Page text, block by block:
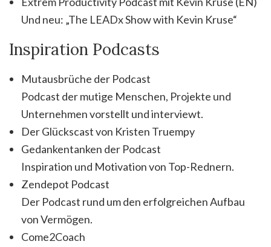
Und neu: „The LEADx Show with Kevin Kruse“
Inspiration Podcasts
Mutausbrüche der Podcast
Podcast der mutige Menschen, Projekte und
Unternehmen vorstellt und interviewt.
Der Glückscast von Kristen Truempy
Gedankentanken der Podcast
Inspiration und Motivation von Top-Rednern.
Zendepot Podcast
Der Podcast rund um den erfolgreichen Aufbau
von Vermögen.
Come2Coach